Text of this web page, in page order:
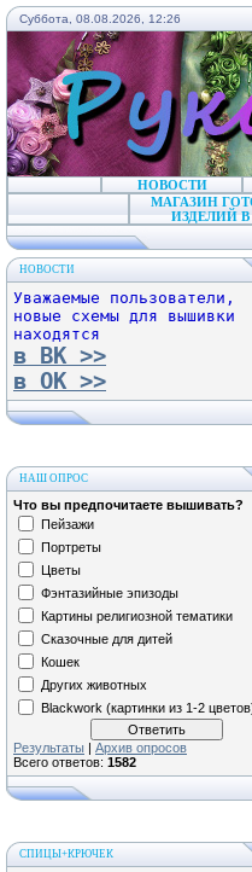
Суббота, 08.08.2026, 12:26
НОВОСТИ
МАГАЗИН
ИЗДЕЛИЙ В
НОВОСТИ
Уважаемые пользователи,
новые схемы для вышивки
находятся
в ВК >>
в ОК >>
НАШ ОПРОС
Что вы предпочитаете вышивать?
Пейзажи
Портреты
Цветы
Фэнтазийные эпизоды
Картины религиозной тематики
Сказочные для дитей
Кошек
Других животных
Blackwork (картинки из 1-2
Результаты | Архив опросов
Всего ответов: 1582
СПИЦЫ+КРЮЧЕК